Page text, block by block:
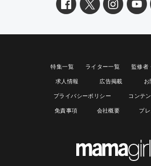
特集一覧 ライター一覧 監修者
求人情報 広告掲載 お
プライバシーポリシー コンテ
免責事項 会社概要 プ